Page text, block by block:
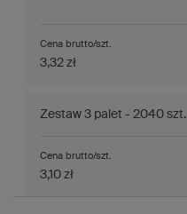
Cena brutto/szt.
3,32 zł
Zestaw 3 palet - 2040 szt.
Cena brutto/szt.
3,10 zł